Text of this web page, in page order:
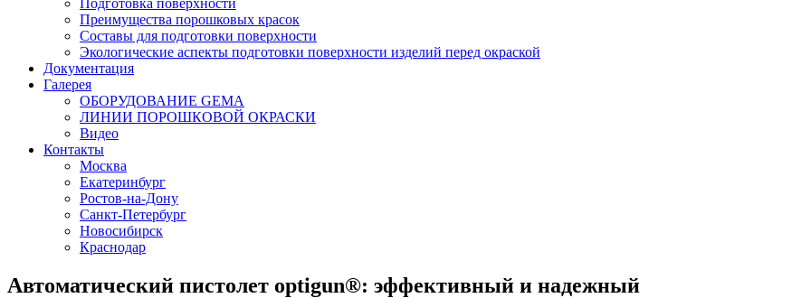
Подготовка поверхности
Преимущества порошковых красок
Составы для подготовки поверхности
Экологические аспекты подготовки поверхности изделий перед окраской
Документация
Галерея
ОБОРУДОВАНИЕ GEMA
ЛИНИИ ПОРОШКОВОЙ ОКРАСКИ
Видео
Контакты
Москва
Екатеринбург
Ростов-на-Дону
Санкт-Петербург
Новосибирск
Краснодар
Автоматический пистолет optigun®: эффективный и надежный